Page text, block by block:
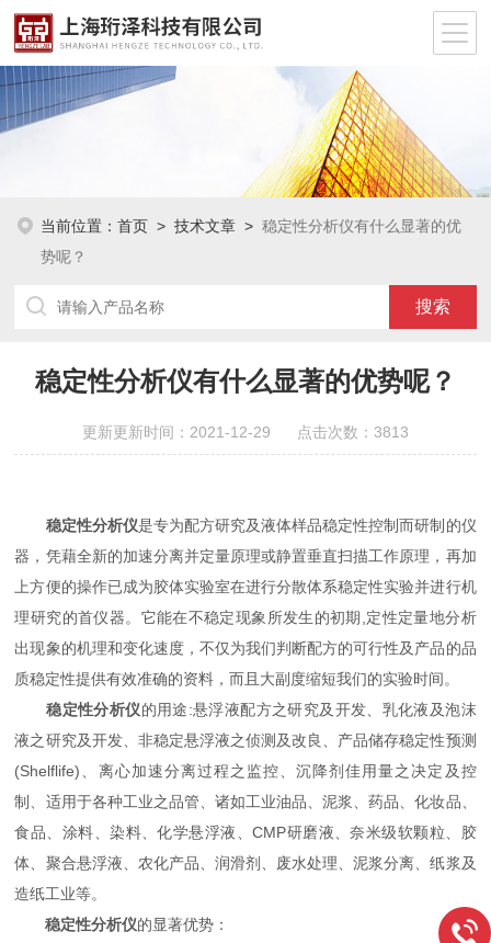
当前位置：首页 >技术文章 >稳定性分析仪有什么显著的优
势呢？
稳定性分析仪有什么显著的优势呢？
更新更新时间：2021-12-29 点击次数：3813
稳定性分析仪是专为配方研究及液体样品稳定性控制而研制的仪
器，凭藉全新的加速分离并定量原理或静置垂直扫描工作原理，再加
上方便的操作已成为胶体实验室在进行分散体系稳定性实验并进行机
理研究的首仪器。它能在不稳定现象所发生的初期,定性定量地分析
出现象的机理和变化速度，不仅为我们判断配方的可行性及产品的品
质稳定性提供有效准确的资料，而且大副度缩短我们的实验时间。
稳定性分析仪的用途:悬浮液配方之研究及开发、乳化液及泡沫
液之研究及开发、非稳定悬浮液之侦测及改良、产品储存稳定性预测
(Shelflife)、离心加速分离过程之监控、沉降剂佳用量之决定及控
制、适用于各种工业之品管、诸如工业油品、泥浆、药品、化妆品、
食品、涂料、染料、化学悬浮液、CMP研磨液、奈米级软颗粒、胶
体、聚合悬浮液、农化产品、润滑剂、废水处理、泥浆分离、纸浆及
造纸工业等。
稳定性分析仪的显著优势：